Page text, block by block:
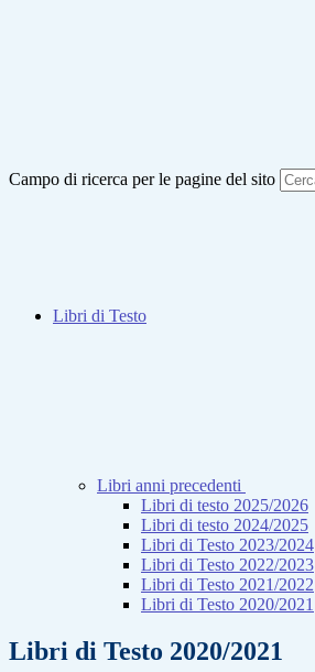
Campo di ricerca per le pagine del sito
Libri di Testo
Libri anni precedenti
Libri di testo 2025/2026
Libri di testo 2024/2025
Libri di Testo 2023/2024
Libri di Testo 2022/2023
Libri di Testo 2021/2022
Libri di Testo 2020/2021
Libri di Testo 2020/2021